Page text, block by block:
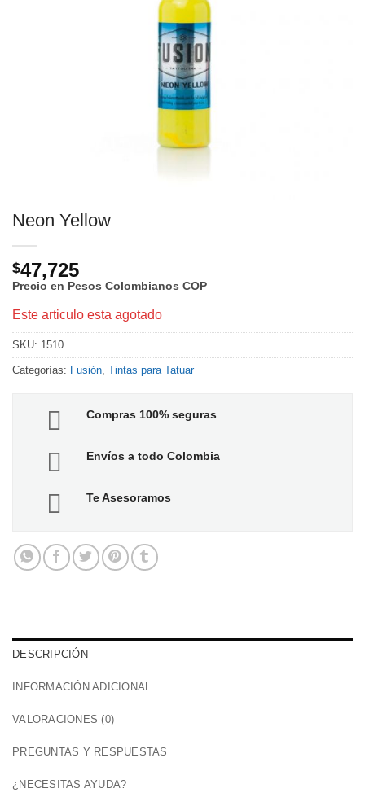
Neon Yellow
$47,725
Precio en Pesos Colombianos COP
Este articulo esta agotado
SKU: 1510
Categorías: Fusión, Tintas para Tatuar
Compras 100% seguras
Envíos a todo Colombia
Te Asesoramos
DESCRIPCIÓN
INFORMACIÓN ADICIONAL
VALORACIONES (0)
PREGUNTAS Y RESPUESTAS
¿NECESITAS AYUDA?